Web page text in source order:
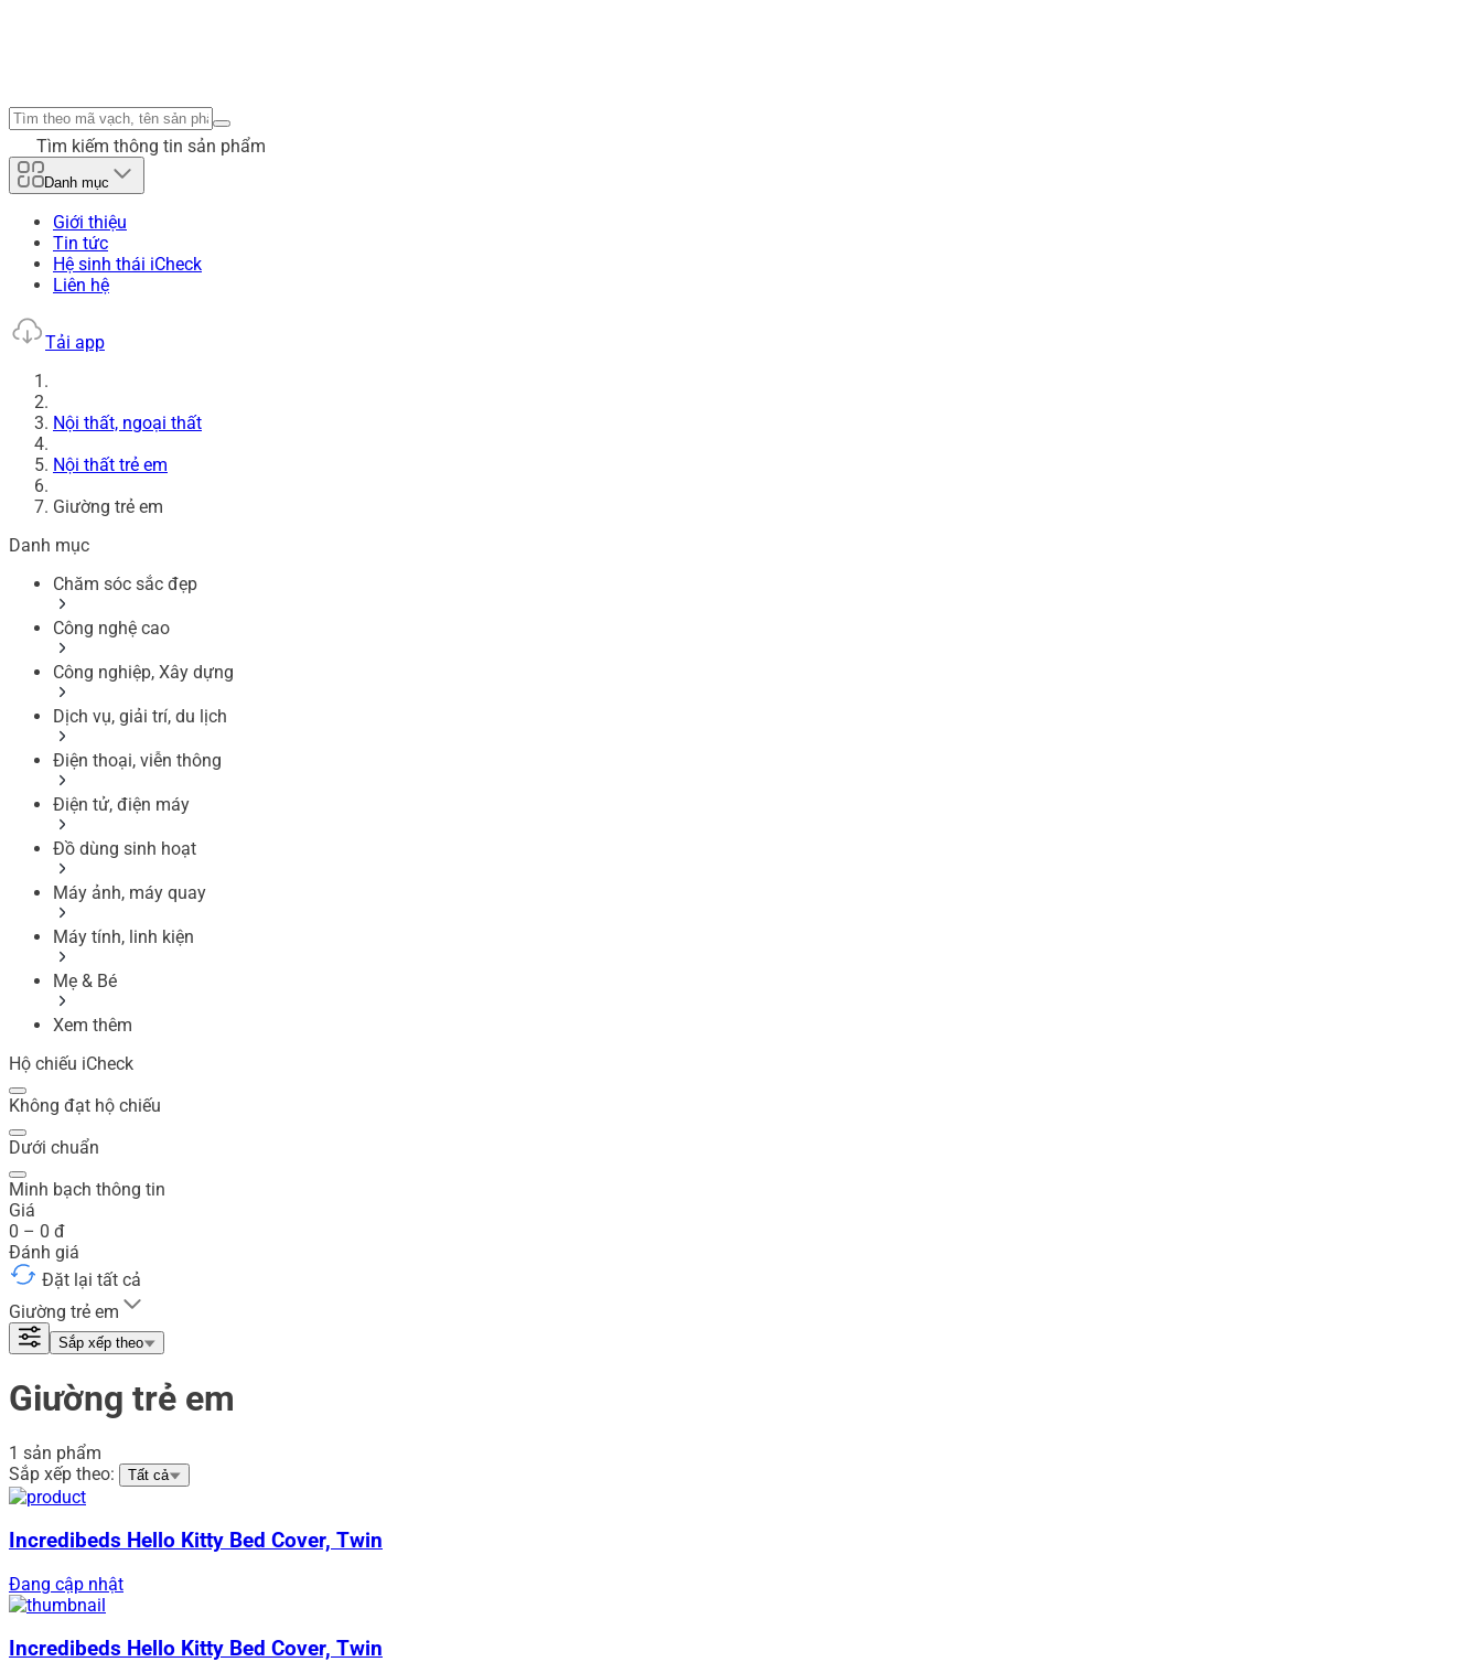
Tìm kiếm thông tin sản phẩm
Danh mục
Giới thiệu
Tin tức
Hệ sinh thái iCheck
Liên hệ
Tải app
Nội thất, ngoại thất
Nội thất trẻ em
Giường trẻ em
Danh mục
Chăm sóc sắc đẹp
Công nghệ cao
Công nghiệp, Xây dựng
Dịch vụ, giải trí, du lịch
Điện thoại, viễn thông
Điện tử, điện máy
Đồ dùng sinh hoạt
Máy ảnh, máy quay
Máy tính, linh kiện
Mẹ & Bé
Xem thêm
Hộ chiếu iCheck
Không đạt hộ chiếu
Dưới chuẩn
Minh bạch thông tin
Giá
0 – 0 đ
Đánh giá
Đặt lại tất cả
Giường trẻ em
Sắp xếp theo
Giường trẻ em
1 sản phẩm
Sắp xếp theo:
Tất cả
Incredibeds Hello Kitty Bed Cover, Twin
Đang cập nhật
Incredibeds Hello Kitty Bed Cover, Twin